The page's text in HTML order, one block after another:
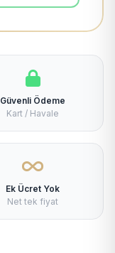
Güvenli Ödeme
Kart / Havale
Ek Ücret Yok
Net tek fiyat